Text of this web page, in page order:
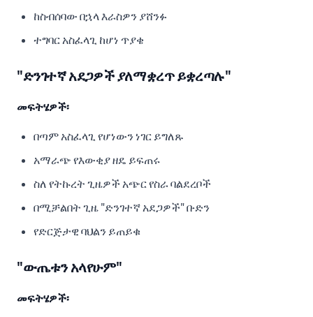
ከስብሰባው በኋላ እራስዎን ያሸንፉ
ተግባር አስፈላጊ ከሆነ ጥያቄ
"ድንገተኛ አደጋዎች ያለማቋረጥ ይቋረጣሉ"
መፍትሄዎች፡
በጣም አስፈላጊ የሆነውን ነገር ይግለጹ
አማራጭ የእውቂያ ዘዴ ይፍጠሩ
ስለ የትኩረት ጊዜዎች አጭር የስራ ባልደረቦች
በሚቻልበት ጊዜ "ድንገተኛ አደጋዎች" ቡድን
የድርጅታዊ ባህልን ይጠይቁ
"ውጤቱን አላየሁም"
መፍትሄዎች፡